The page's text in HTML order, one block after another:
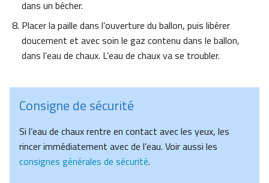
dans un bécher.
Placer la paille dans l’ouverture du ballon, puis libérer
doucement et avec soin le gaz contenu dans le ballon,
dans l’eau de chaux. L’eau de chaux va se troubler.
Consigne de sécurité
Si l’eau de chaux rentre en contact avec les yeux, les
rincer immédiatement avec de l’eau. Voir aussi les
consignes générales de sécurité.